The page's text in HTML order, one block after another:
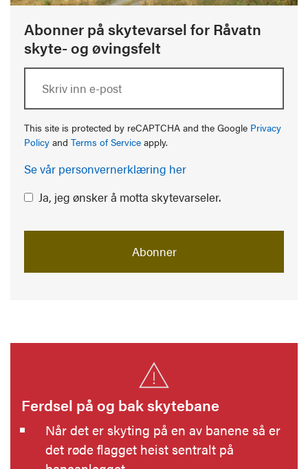
Abonner på skytevarsel for Råvatn
skyte- og øvingsfelt
This site is protected by reCAPTCHA and the Google Privacy
Policy and Terms of Service apply.
Se vår personvernerklæring her
Ja, jeg ønsker å motta skytevarseler.
Abonner
Ferdsel på og bak skytebane
Når det er skyting på en av banene så er
det røde flagget heist sentralt på